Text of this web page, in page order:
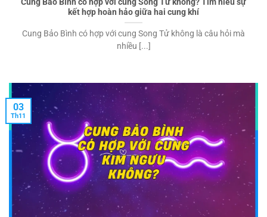
Cung Bảo Bình có hợp với cung Song Tử không? Tìm hiểu sự
kết hợp hoàn hảo giữa hai cung khí
Cung Bảo Bình có hợp với cung Song Tử không là câu hỏi mà
nhiều [...]
03
Th11